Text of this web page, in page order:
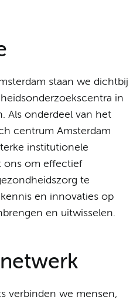
staan we dichtbij
in
Als onderdeel van het
centrum Amsterdam
institutionele
ons om effectief
te
en innovaties op
en uitwisselen.
verbinden we mensen,